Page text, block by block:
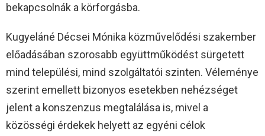
bekapcsolnák a körforgásba.
Kugyeláné Décsei Mónika közművelődési szakember
előadásában szorosabb együttműködést sürgetett
mind települési, mind szolgáltatói szinten. Véleménye
szerint emellett bizonyos esetekben nehézséget
jelent a konszenzus megtalálása is, mivel a
közösségi érdekek helyett az egyéni célok